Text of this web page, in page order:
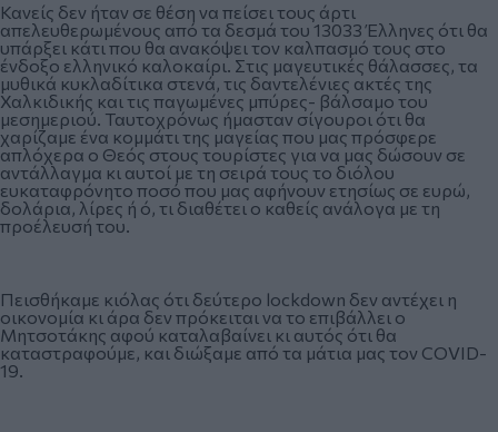
Κανείς δεν ήταν σε θέση να πείσει τους άρτι
απελευθερωμένους από τα δεσμά του 13033 Έλληνες ότι θα
υπάρξει κάτι που θα ανακόψει τoν καλπασμό τους στο
ένδοξο ελληνικό καλοκαίρι. Στις μαγευτικές θάλασσες, τα
μυθικά κυκλαδίτικα στενά, τις δαντελένιες ακτές της
Χαλκιδικής και τις παγωμένες μπύρες- βάλσαμο του
μεσημεριού. Ταυτοχρόνως ήμασταν σίγουροι ότι θα
χαρίζαμε ένα κομμάτι της μαγείας που μας πρόσφερε
απλόχερα ο Θεός στους τουρίστες για να μας δώσουν σε
αντάλλαγμα κι αυτοί με τη σειρά τους το διόλου
ευκαταφρόνητο ποσό που μας αφήνουν ετησίως σε ευρώ,
δολάρια, λίρες ή ό, τι διαθέτει ο καθείς ανάλογα με τη
προέλευσή του.
Πεισθήκαμε κιόλας ότι δεύτερο lockdown δεν αντέχει η
οικονομία κι άρα δεν πρόκειται να το επιβάλλει ο
Μητσοτάκης αφού καταλαβαίνει κι αυτός ότι θα
καταστραφούμε, και διώξαμε από τα μάτια μας τον COVID-
19.